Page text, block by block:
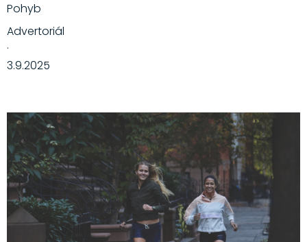
Pohyb
Advertoriál
·
3.9.2025